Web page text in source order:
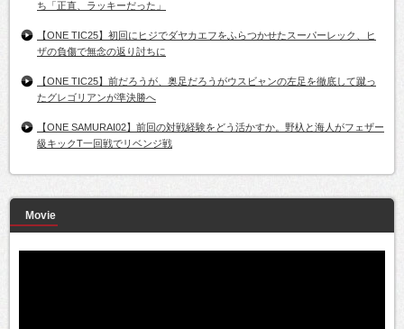
ち「正直、ラッキーだった」
【ONE TIC25】初回にヒジでダヤカエフをふらつかせたスーパーレック、ヒ
ザの負傷で無念の返り討ちに
【ONE TIC25】前だろうが、奥足だろうがウスビャンの左足を徹底して蹴っ
たグレゴリアンが準決勝へ
【ONE SAMURAI02】前回の対戦経験をどう活かすか。野杁と海人がフェザー
級キックT一回戦でリベンジ戦
Movie